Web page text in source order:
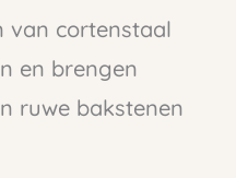
van cortenstaal
en brengen
ruwe bakstenen